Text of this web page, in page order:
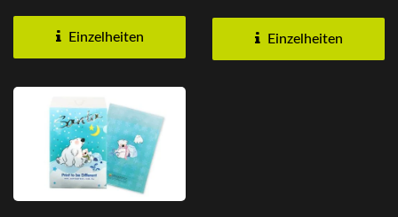
Einzelheiten
Einzelheiten